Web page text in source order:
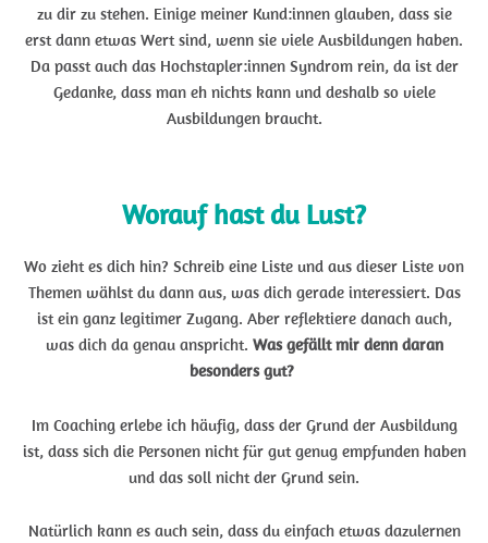
zu dir zu stehen. Einige meiner Kund:innen glauben, dass sie
erst dann etwas Wert sind, wenn sie viele Ausbildungen haben.
Da passt auch das Hochstapler:innen Syndrom rein, da ist der
Gedanke, dass man eh nichts kann und deshalb so viele
Ausbildungen braucht.
Worauf hast du Lust?
Wo zieht es dich hin? Schreib eine Liste und aus dieser Liste von
Themen wählst du dann aus, was dich gerade interessiert. Das
ist ein ganz legitimer Zugang. Aber reflektiere danach auch,
was dich da genau anspricht. Was gefällt mir denn daran
besonders gut?
Im Coaching erlebe ich häufig, dass der Grund der Ausbildung
ist, dass sich die Personen nicht für gut genug empfunden haben
und das soll nicht der Grund sein.
Natürlich kann es auch sein, dass du einfach etwas dazulernen